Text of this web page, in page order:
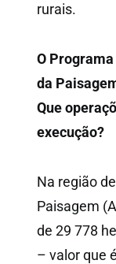
rurais.
O
da
Que
execução?
Na região
Paisagem
de 29 778
– valor que